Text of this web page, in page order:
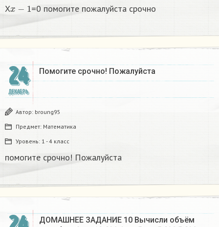
X =0 помогите пожалуйста срочно
24
ДЕКАБРЬ
Помогите срочно! Пожалуйста
Автор: broung95
Предмет: Математика
Уровень: 1 - 4 класс
помогите срочно! Пожалуйста
ДОМАШНЕЕ ЗАДАНИЕ 10 Вычисли объём